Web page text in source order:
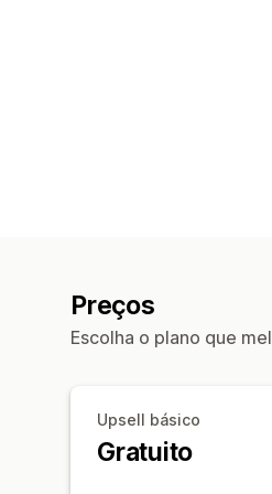
Preços
Escolha o plano que
Upsell básico
Gratuito